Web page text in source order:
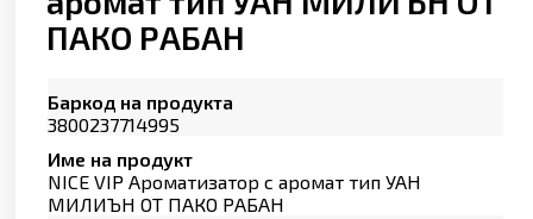
ПАКО РАБАН
Баркод на продукта
3800237714995
Име на продукт
NICE VIP Ароматизатор с аромат тип УАН
МИЛИЪН ОТ ПАКО РАБАН